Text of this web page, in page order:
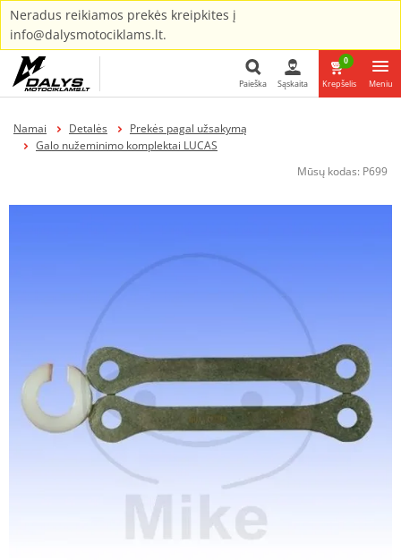
Neradus reikiamos prekės kreipkites į
info@dalysmotociklams.lt.
Paieška Sąskaita
0
Krepšelis Meniu
Namai Detalės
Prekės pagal užsakymą
Galo nužeminimo komplektai LUCAS
Mūsų kodas: P699